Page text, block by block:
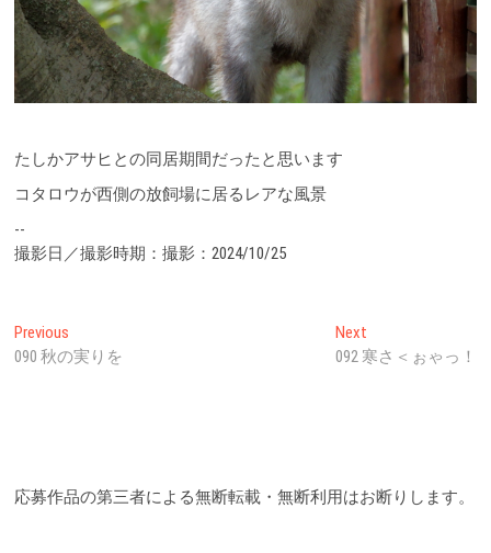
たしかアサヒとの同居期間だったと思います
コタロウが西側の放飼場に居るレアな風景
--
撮影日／撮影時期：撮影：2024/10/25
投
稿
ー
Previous
post:
090 秋の実りを
NextNext
post:
092 寒さ＜ぉゃっ！
応募作品の第三者による無断転載・無断利用はお断りします。